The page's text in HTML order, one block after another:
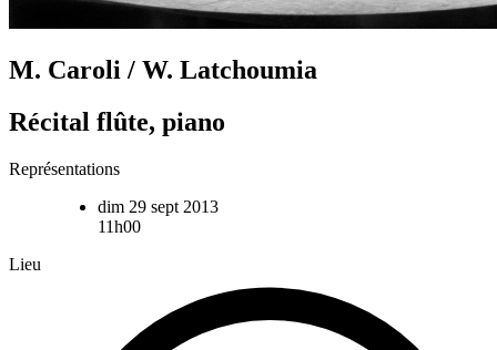
M. Caroli / W. Latchoumia
Récital flûte, piano
Représentations
dim 29 sept 2013
11h00
Lieu